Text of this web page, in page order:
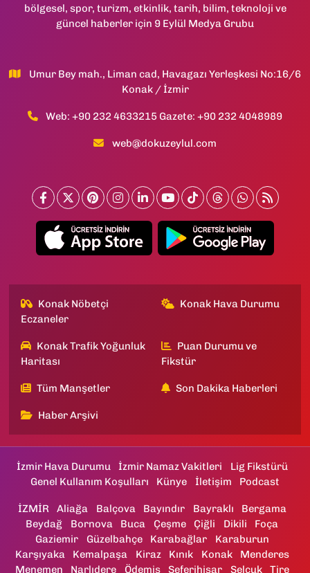
bölgesel, spor, turizm, etkinlik, tarih, bilim, teknoloji ve
güncel haberler için 9 Eylül Medya Grubu
Umur Bey mah., Liman cad, Havagazı Yerleşkesi No:16/6
Konak / İzmir
Web: +90 232 4633215 Gazete: +90 232 4048989
web@dokuzeylul.com
Konak Nöbetçi
Eczaneler
Konak Hava Durumu
Konak Trafik Yoğunluk
Haritası
Puan Durumu ve
Fikstür
Tüm Manşetler Son Dakika Haberleri
Haber Arşivi
İzmir Hava Durumu İzmir Namaz Vakitleri
Lig Fikstürü
Genel Kullanım Koşulları
Künye İletişim Podcast
İZMİR Aliağa Balçova Bayındır Bayraklı
Bergama
Beydağ
Bornova Buca Çeşme Çiğli Dikili
Foça
Gaziemir
Güzelbahçe Karabağlar
Karaburun
Karşıyaka
Kemalpaşa Kiraz Kınık Konak
Menderes
Menemen
Narlıdere Ödemiş Seferihisar Selçuk Tire